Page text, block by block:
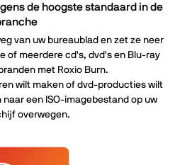
de hoogste standaard in de
van uw bureaublad en zet ze neer
of meerdere cd's, dvd's en Blu-ray
met Roxio Burn.
wilt maken of dvd-producties wilt
een ISO-imagebestand op uw
overwegen.